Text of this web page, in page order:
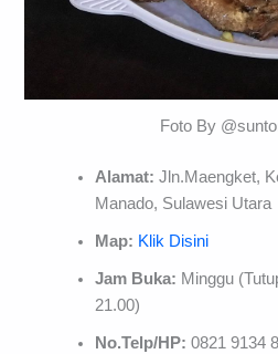
Foto By
Alamat:Jln.Maengket,
Manado, Sulawesi Utara
Map: Klik Disini